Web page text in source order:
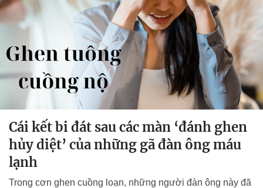
Cái kết bi đát sau các màn ‘đánh ghen
hủy diệt’ của những gã đàn ông máu
lạnh
Trong cơn ghen cuồng loạn, những người đàn ông này đã